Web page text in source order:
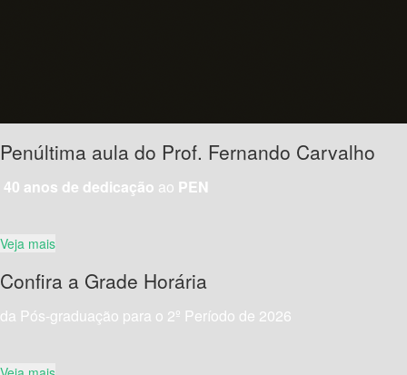
Penúltima aula do Prof. Fernando Carvalho
40 anos de dedicação ao PEN
Veja mais
Confira a Grade Horária
da Pós-graduação para o 2º Período de 2026